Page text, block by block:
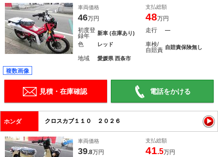
車両価格
46万円
支払総額
48万円
初度登
録年
新車 (在庫あり) 走行 ―
色 レッド
車検/
自賠責 自賠責保険無し
地域 愛媛県 西条市
複数画像
見積・在庫確認 電話をかける
ホンダ クロスカブ１１０ ２０２６
車両価格
39.8万円
支払総額
41.5万円